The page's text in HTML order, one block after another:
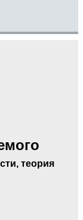
теория